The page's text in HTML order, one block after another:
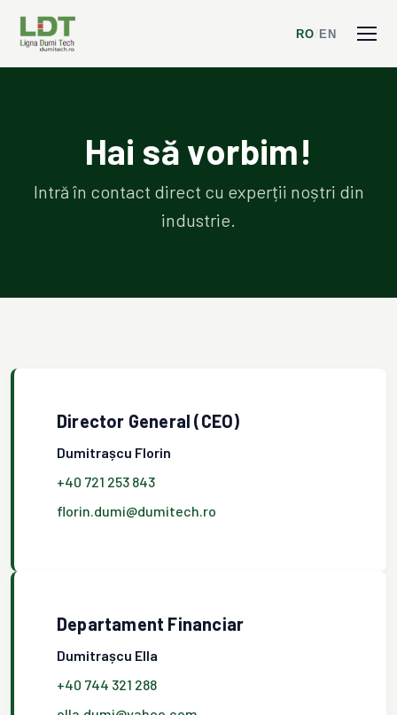
RO EN
Hai să vorbim!
Intră în contact direct cu experții noștri din
industrie.
Director General (CEO)
Dumitrașcu Florin
+40 721 253 843
florin.dumi@dumitech.ro
Departament Financiar
Dumitrașcu Ella
+40 744 321 288